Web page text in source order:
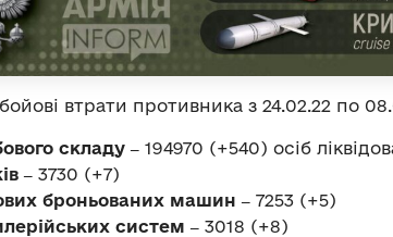
втрати противника з 24.02.22 по
складу ‒ 194970 (+540) осіб
‒ 3730 (+7)
броньованих машин ‒ 7253 (+5)
систем ‒ 3018 (+8)